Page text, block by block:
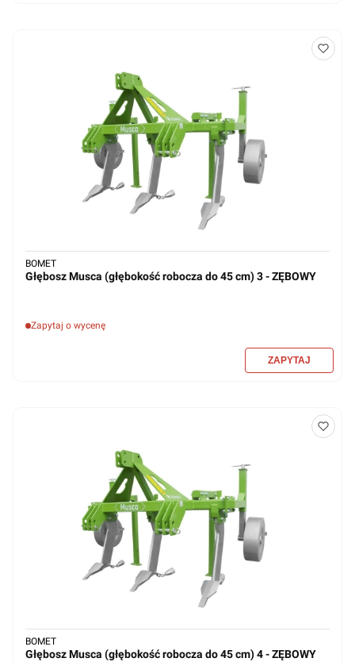
Głębosz Musca (głębokość robocza do 45 cm) 3 - ZĘBOWY
Zapytaj o wycenę
BOMET
Głębosz Musca (głębokość robocza do 45 cm) 4 - ZĘBOWY
BOMET